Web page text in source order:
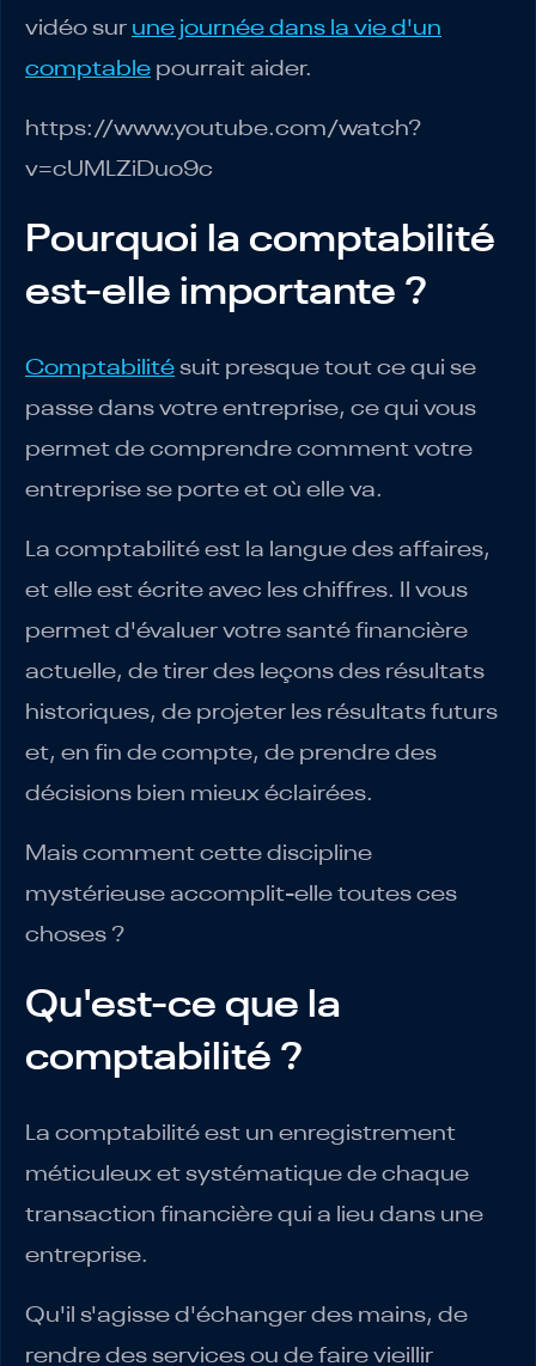
vidéo sur une journée dans la vie d'un
comptable pourrait aider.
https://www.youtube.com/watch?
v=cUMLZiDuo9c
Pourquoi la comptabilité
est-elle importante ?
Comptabilité suit presque tout ce qui se
passe dans votre entreprise, ce qui vous
permet de comprendre comment votre
entreprise se porte et où elle va.
La comptabilité est la langue des affaires,
et elle est écrite avec les chiffres. Il vous
permet d'évaluer votre santé financière
actuelle, de tirer des leçons des résultats
historiques, de projeter les résultats futurs
et, en fin de compte, de prendre des
décisions bien mieux éclairées.
Mais comment cette discipline
mystérieuse accomplit-elle toutes ces
choses ?
Qu'est-ce que la
comptabilité ?
La comptabilité est un enregistrement
méticuleux et systématique de chaque
transaction financière qui a lieu dans une
entreprise.
Qu'il s'agisse d'échanger des mains, de
rendre des services ou de faire vieillir